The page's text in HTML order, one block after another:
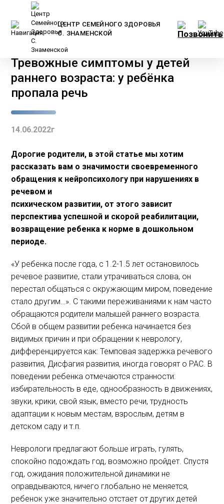
ЦЕНТР СЕМЕЙНОГО ЗДОРОВЬЯ
С. ЗНАМЕНСКОЙ
Главная
Новости
Тревожные симптомы у детей
раннего возраста: у ребёнка
пропала речь
14.06.2022г
Дорогие родители, в этой статье мы хотим
рассказать вам о значимости своевременного
обращения к нейропсихологу при нарушениях в
речевом и
психическом развитии, от этого зависит
перспектива успешной и скорой реабилитации,
возвращение ребенка к норме в дошкольном
периоде.
«У ребенка после года, с 1.2-1.5 лет остановилось
речевое развитие, стали утрачиваться слова, он
перестал общаться с окружающим миром, поведение
стало другим…». С такими переживаниями к нам часто
обращаются родители малышей раннего возраста.
Сбой в общем развитии ребенка начинается без
видимых причин и при обращении к неврологу,
дифференцируется как: Темповая задержка речевого
развития, Дисфагия развития, иногда говорят о РАС. В
поведении ребенка отмечаются странности:
избирательность в еде, однообразность в движениях,
звуки, крики, свой язык, вместо речи, трудность
адаптации к новым местам, взрослым, детям в
детском саду и т.п.
Неврологи предлагают больше играть, гулять,
спокойно подождать год, возможно пройдет. Спустя
год, ожидания положительной динамики не
оправдываются, ничего глобально не меняется,
ребенок уже значительно отстает от других детей